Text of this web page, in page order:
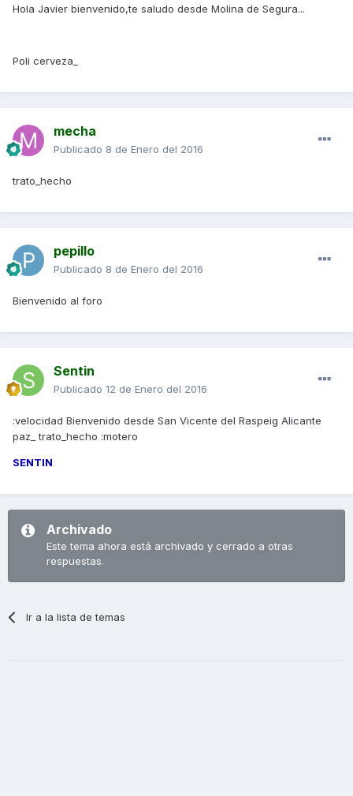
Hola Javier bienvenido,te saludo desde Molina de Segura...
Poli cerveza_
mecha
Publicado 8 de Enero del 2016
trato_hecho
pepillo
Publicado 8 de Enero del 2016
Bienvenido al foro
Sentin
Publicado 12 de Enero del 2016
:velocidad Bienvenido desde San Vicente del Raspeig Alicante
paz_ trato_hecho :motero
SENTIN
Archivado
Este tema ahora está archivado y cerrado a otras
respuestas.
Ir a la lista de temas